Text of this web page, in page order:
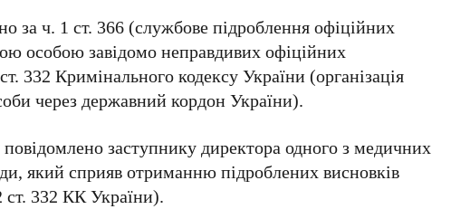
за ч. 1 ст. 366 (службове підроблення офіційних
особою завідомо неправдивих офіційних
332 Кримінального кодексу України (організація
через державний кордон України).
заступнику директора одного з медичних
який сприяв отриманню підроблених висновків
ст. 332 КК України).